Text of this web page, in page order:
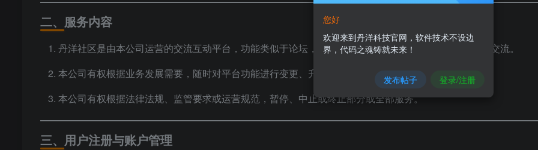
二、服务内容
丹洋社区是由本公司运营的交流互动平台，功能类似于论坛，用于用户之间的发布、浏览、互动和信息交流。
本公司有权根据业务发展需要，随时对平台功能进行变更、升级或调整，并无需提前通知用户。
本公司有权根据法律法规、监管要求或运营规范，暂停、中止或终止部分或全部服务。
三、用户注册与账户管理
您好
欢迎来到丹洋科技官网，软件技术不设边
界，代码之魂铸就未来！
发布帖子 登录/注册